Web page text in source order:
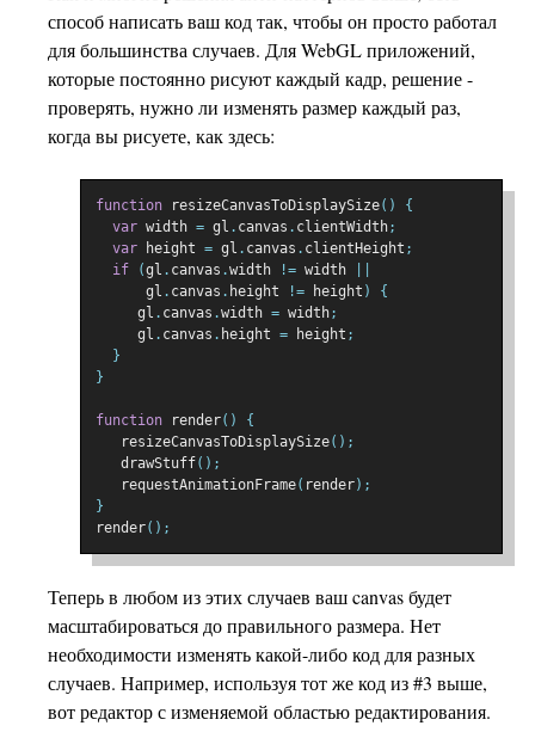
способ написать ваш код так, чтобы он просто работал
для большинства случаев. Для WebGL приложений,
которые постоянно рисуют каждый кадр, решение -
проверять, нужно ли изменять размер каждый раз,
когда вы рисуете, как здесь:
function resizeCanvasToDisplaySize()
{
var width = gl . canvas . clientWidth;
var height = gl . canvas . clientHeight ;
if
(gl . canvas .width != width
      gl
. canvas . height != height )
{
     gl
. canvas .width = width;
     gl
. canvas . height = height ;
}
}
function render()
{
   resizeCanvasToDisplaySize
();
   drawStuff
();
   requestAnimationFrame
( render);
}
render();
Теперь в любом из этих случаев ваш canvas будет
масштабироваться до правильного размера. Нет
необходимости изменять какой-либо код для разных
случаев. Например, используя тот же код из #3 выше,
вот редактор с изменяемой областью редактирования.